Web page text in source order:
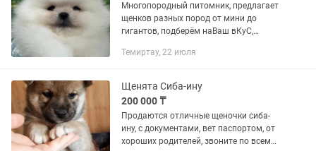
Многопородный питомник, предлагает
щенков разных пород от мини до
гигантов, подберём наВаш вКуС,
получить /звонки.видеозвонок
Темиртау, 22 июля
Щенята Сиба-ину
200 000 ₸
Продаются отличные щеночки сиба-
ину, с документами, вет паспортом, от
хороших родителей, звоните по всем